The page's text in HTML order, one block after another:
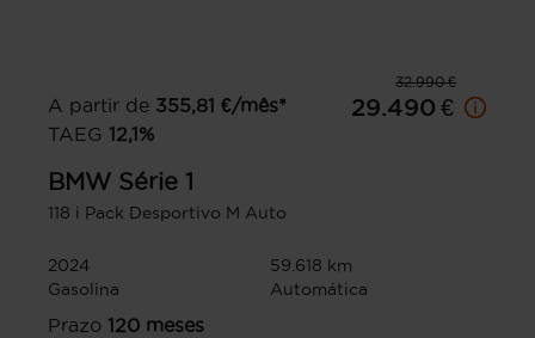
32.990 €
A partir de 355,81 €/mês*
TAEG 12,1%
29.490 €
BMW Série 1
118 i Pack Desportivo M Auto
2024
59.618 km
Gasolina
Automática
Prazo 120 meses